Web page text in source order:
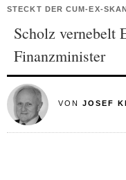
STECKT DER CUM-EX-
Scholz vernebelt
Finanzminister
VON JOSEF